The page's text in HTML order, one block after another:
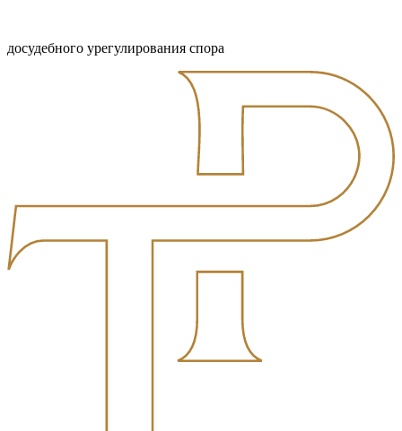
досудебного урегулирования спора